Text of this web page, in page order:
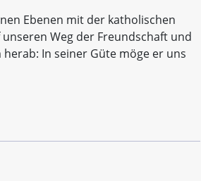
Ebenen mit der katholischen
Weg der Freundschaft und
In seiner Güte möge er uns